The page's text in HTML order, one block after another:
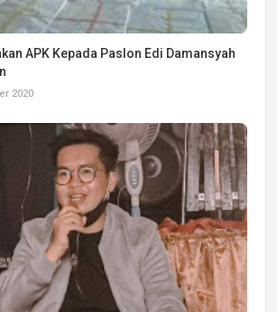
APK Kepada Paslon Edi Damansyah
2020